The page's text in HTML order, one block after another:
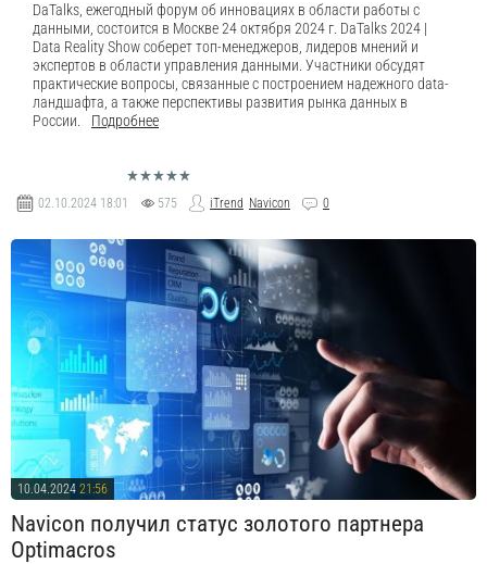
DaTalks, ежегодный форум об инновациях в области работы с
данными, состоится в Москве 24 октября 2024 г. DaTalks 2024 |
Data Reality Show соберет топ-менеджеров, лидеров мнений и
экспертов в области управления данными. Участники обсудят
практические вопросы, связанные с построением надежного data-
ландшафта, а также перспективы развития рынка данных в
России.
Подробнее
02.10.2024 18:01 575 iTrend Navicon 0
10.04.2024 21:56
Navicon получил статус золотого партнера
Optimacros